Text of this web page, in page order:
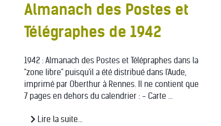
Almanach des Postes et
Télégraphes de 1942
1942 : Almanach des Postes et Télépraphes dans la
"zone libre" puisqu'il a été distribué dans l'Aude,
imprimé par Oberthur à Rennes. Il ne contient que
7 pages en dehors du calendrier : - Carte ...
Lire la suite...